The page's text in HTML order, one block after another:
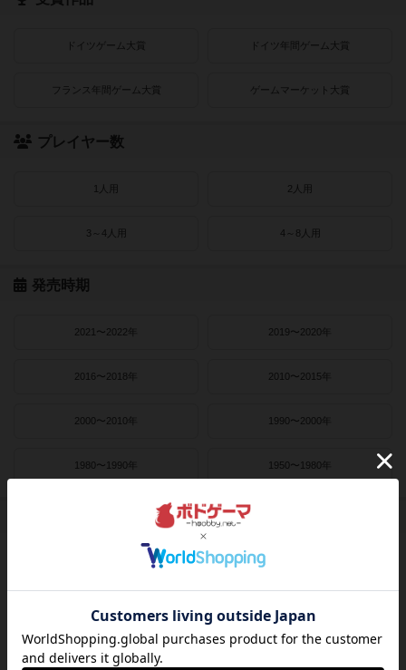
ドイツゲーム大賞 ドイツ年間ゲーム大賞
フランス年間ゲーム大賞 ゲームマーケット大賞
プレイヤー数
1人用 2人用
3～4人用 4～8人用
発売時期
2021〜2022年 2019〜2020年
2016〜2018年 2010〜2015年
2000〜2010年 1990〜2000年
1980〜1990年 1950〜1980年
ライナー・クニツィア クラウス・トイバー
ヴォルフガング・クラマー ウヴェ・ローゼンベルク
フリードマン・フリーゼ